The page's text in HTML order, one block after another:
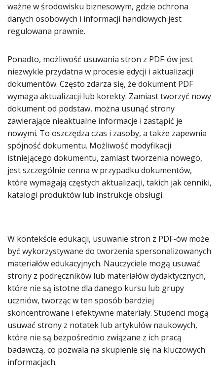
ważne w środowisku biznesowym, gdzie ochrona
danych osobowych i informacji handlowych jest
regulowana prawnie.
Ponadto, możliwość usuwania stron z PDF-ów jest
niezwykle przydatna w procesie edycji i aktualizacji
dokumentów. Często zdarza się, że dokument PDF
wymaga aktualizacji lub korekty. Zamiast tworzyć nowy
dokument od podstaw, można usunąć strony
zawierające nieaktualne informacje i zastąpić je
nowymi. To oszczędza czas i zasoby, a także zapewnia
spójność dokumentu. Możliwość modyfikacji
istniejącego dokumentu, zamiast tworzenia nowego,
jest szczególnie cenna w przypadku dokumentów,
które wymagają częstych aktualizacji, takich jak cenniki,
katalogi produktów lub instrukcje obsługi.
W kontekście edukacji, usuwanie stron z PDF-ów może
być wykorzystywane do tworzenia spersonalizowanych
materiałów edukacyjnych. Nauczyciele mogą usuwać
strony z podręczników lub materiałów dydaktycznych,
które nie są istotne dla danego kursu lub grupy
uczniów, tworząc w ten sposób bardziej
skoncentrowane i efektywne materiały. Studenci mogą
usuwać strony z notatek lub artykułów naukowych,
które nie są bezpośrednio związane z ich pracą
badawczą, co pozwala na skupienie się na kluczowych
informacjach.